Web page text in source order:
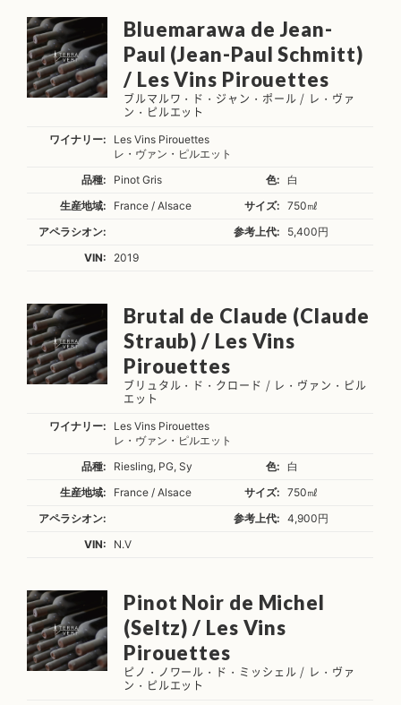
Bluemarawa de Jean-
Paul (Jean-Paul Schmitt)
/ Les Vins Pirouettes
ブルマルワ・ド・ジャン・ポール / レ・ヴァ
ン・ピルエット
ワイナリー:
Les Vins Pirouettes
レ・ヴァン・ピルエット
品種:
Pinot Gris 色:
白
生産地域:
France / Alsace サイズ:
750㎖
アペラシオン:
参考上代:
5,400円
VIN:
2019
Brutal de Claude (Claude
Straub) / Les Vins
Pirouettes
ブリュタル・ド・クロード / レ・ヴァン・ピル
エット
ワイナリー:
Les Vins Pirouettes
レ・ヴァン・ピルエット
品種:
Riesling, PG, Sy 色:
白
生産地域:
France / Alsace サイズ:
750㎖
アペラシオン:
参考上代:
4,900円
VIN:
N.V
Pinot Noir de Michel
(Seltz) / Les Vins
Pirouettes
ピノ・ノワール・ド・ミッシェル / レ・ヴァ
ン・ピルエット